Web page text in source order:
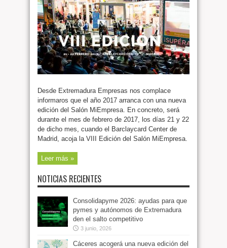
Desde Extremadura Empresas nos complace
informaros que el año 2017 arranca con una nueva
edición del Salón MiEmpresa. En concreto, será
durante el mes de febrero de 2017, los días 21 y 22
de dicho mes, cuando el Barclaycard Center de
Madrid, acoja la VIII Edición del Salón MiEmpresa.
Leer más »
NOTICIAS RECIENTES
Consolidapyme 2026: ayudas para que
pymes y autónomos de Extremadura
den el salto competitivo
3 junio, 2026
Cáceres acogerá una nueva edición del